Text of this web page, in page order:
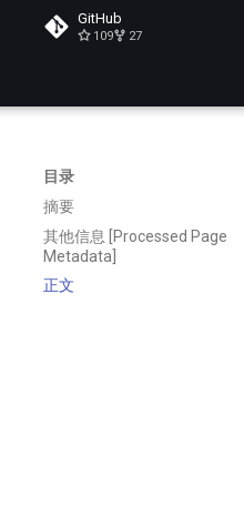
GitHub
109 27
目录
摘要
其他信息 [Processed Page
Metadata]
正文